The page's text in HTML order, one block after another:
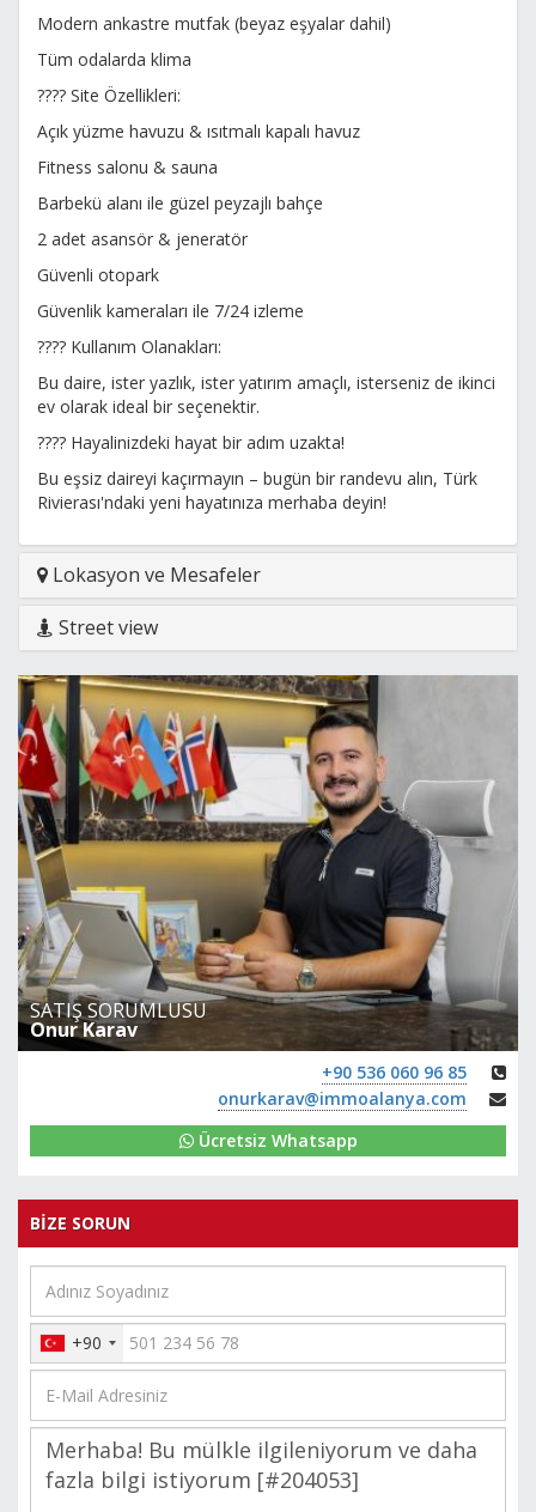
Modern ankastre mutfak (beyaz eşyalar dahil)
Tüm odalarda klima
???? Site Özellikleri:
Açık yüzme havuzu & ısıtmalı kapalı havuz
Fitness salonu & sauna
Barbekü alanı ile güzel peyzajlı bahçe
2 adet asansör & jeneratör
Güvenli otopark
Güvenlik kameraları ile 7/24 izleme
???? Kullanım Olanakları:
Bu daire, ister yazlık, ister yatırım amaçlı, isterseniz de ikinci
ev olarak ideal bir seçenektir.
???? Hayalinizdeki hayat bir adım uzakta!
Bu eşsiz daireyi kaçırmayın – bugün bir randevu alın, Türk
Rivierası'ndaki yeni hayatınıza merhaba deyin!
Lokasyon ve Mesafeler
Street view
SATIŞ SORUMLUSU
Onur Karav
+90 536 060 96 85
onurkarav@immoalanya.com
Ücretsiz Whatsapp
BİZE SORUN
+90